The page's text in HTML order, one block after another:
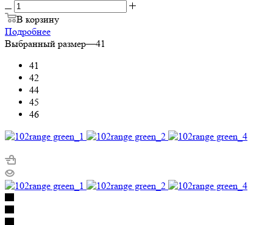
В корзину
Подробнее
Выбранный размер—41
41
42
44
45
46